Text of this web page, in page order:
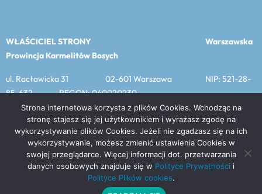
WŁAŚCICIEL STRONY Warszawska
Prowincja Karmelitów Bosych
ul. Racławicka 31 02-601 Warszawa NIP: 521-28-
85-632 REGON: 040020230
MENU
Prawa do materiałów publikowanych na tej stronie należą do
Warszawskiej Prowincji Karmelitów Bosych, chyba że podano
inaczej. Carmelitanum w Warszawie © Carmelitanum – 2019
Strona internetowa korzysta z plików Cookies. Wchodząc na
stronę stajesz się jej użytkownikiem i wyrażasz zgodę na
wykorzystywanie plików Cookies. Jeżeli nie zgadzasz się na ich
wykorzystywanie, możesz zmienić ustawienia Cookies w
swojej przeglądarce. Więcej informacji dot. przetwarzania
danych osobowych znajduje się w Polityce Prywatności i
Polityce Plików cookies.